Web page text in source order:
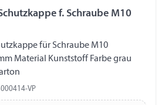
f. Schraube M10
Schraube M10
Material Kunststoff Farbe grau
VP